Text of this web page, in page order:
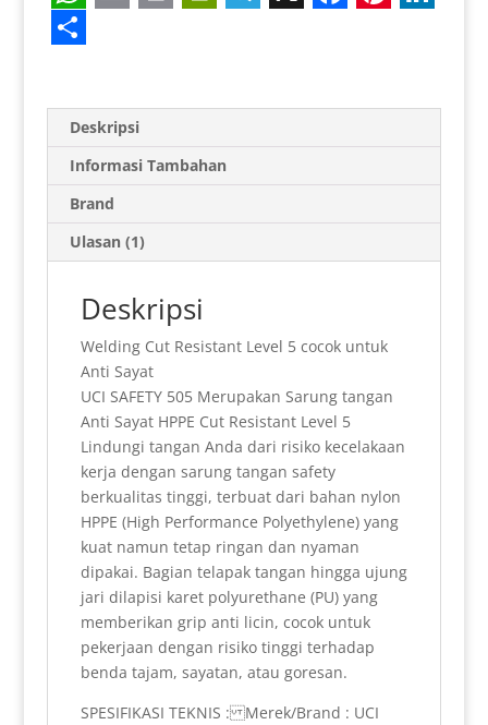
W
h
a
A
p
p
a
i
l
i
n
t
i
t
F
r
i
e
n
l
y
l
g
r
a
m
c
o
o
k
n
r
e
s
n
d
I
n
h
e
Deskripsi
Informasi Tambahan
Brand
Ulasan (1)
Deskripsi
Welding Cut Resistant Level 5 cocok untuk
Anti Sayat
UCI SAFETY 505 Merupakan Sarung tangan
Anti Sayat HPPE Cut Resistant Level 5
Lindungi tangan Anda dari risiko kecelakaan
kerja dengan sarung tangan safety
berkualitas tinggi, terbuat dari bahan nylon
HPPE (High Performance Polyethylene) yang
kuat namun tetap ringan dan nyaman
dipakai. Bagian telapak tangan hingga ujung
jari dilapisi karet polyurethane (PU) yang
memberikan grip anti licin, cocok untuk
pekerjaan dengan risiko tinggi terhadap
benda tajam, sayatan, atau goresan.
SPESIFIKASI TEKNIS : Merek/Brand : UCI